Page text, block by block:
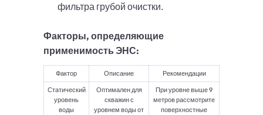
фильтра грубой очистки.
Факторы, определяющие
применимость ЭНС:
Фактор Описание
Рекомендации
Статический
уровень
воды
Оптимален для
скважин с
уровнем воды от
При уровне выше 9
метров рассмотрите
поверхностные